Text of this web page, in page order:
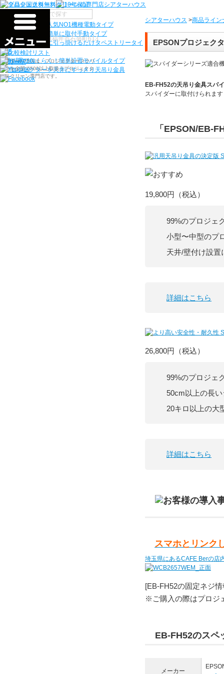
検索
シアターハウス >商品ライン
EPSONプロジェク
EB-FH52の天吊り金具スパ
スパイダーに取付けられま
「EPSON/EB-
19,800円 （税込）
99%のプロジェ
小型〜中型のプ
天井/壁付け設置
詳細はこちら
26,800円 （税込）
99%のプロジェ
50cm以上の長
20キロ以上の大
詳細はこちら
スマホとリンク
埼玉県にあるCAFE Berの店
[EB-FH52の固定ネジ情
※ご購入の際はプロジ
EB-FH52のスペ
メーカー
機種から選ぶ
シアターハウス人気NO1機種電動タイプ
電源工事なしで簡単に取付手動タイプ
ネジ付きフックに引っ掛けるだけタペストリータイ
プ
持ち運びらくらく！簡単設置モバイルタイプ
プロジェクターを天井にすっきり 天吊り金具
〒910-0122 福井県福井市石盛町613
シアターハウスは、プロジェクタースクリ
ーンを全部で500以上取扱うプロジェクタ
ースクリーン専門店です。